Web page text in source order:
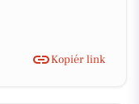
Kopiér link